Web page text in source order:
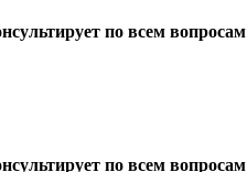
по всем вопросам
по всем вопросам